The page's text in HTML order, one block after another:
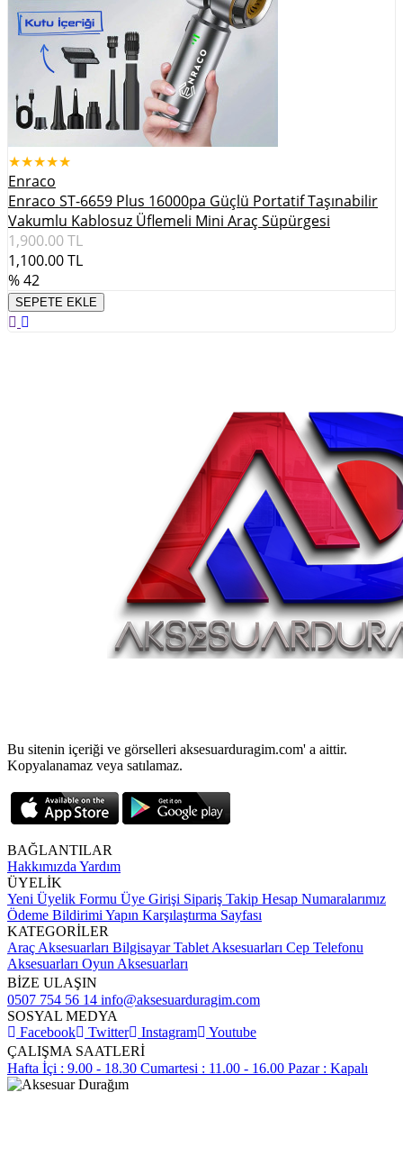
★★★★★
Enraco
Enraco ST-6659 Plus 16000pa Güçlü Portatif Taşınabilir
Vakumlu Kablosuz Üflemeli Mini Araç Süpürgesi
1,900.00TL
1,100.00TL
% 42
SEPETE EKLE
Bu sitenin içeriği ve görselleri aksesuarduragim.com' a aittir.
Kopyalanamaz veya satılamaz.
BAĞLANTILAR
Hakkımızda Yardım
ÜYELİK
Yeni Üyelik Formu Üye Girişi Sipariş Takip Hesap Numaralarımız
Ödeme Bildirimi Yapın Karşılaştırma Sayfası
KATEGORİLER
Araç Aksesuarları Bilgisayar Tablet Aksesuarları Cep Telefonu
Aksesuarları Oyun Aksesuarları
BİZE ULAŞIN
0507 754 56 14 info@aksesuarduragim.com
SOSYAL MEDYA
Facebook
Twitter Instagram
Youtube
ÇALIŞMA SAATLERİ
Hafta İçi : 9.00 - 18.30 Cumartesi : 11.00 - 16.00 Pazar : Kapalı